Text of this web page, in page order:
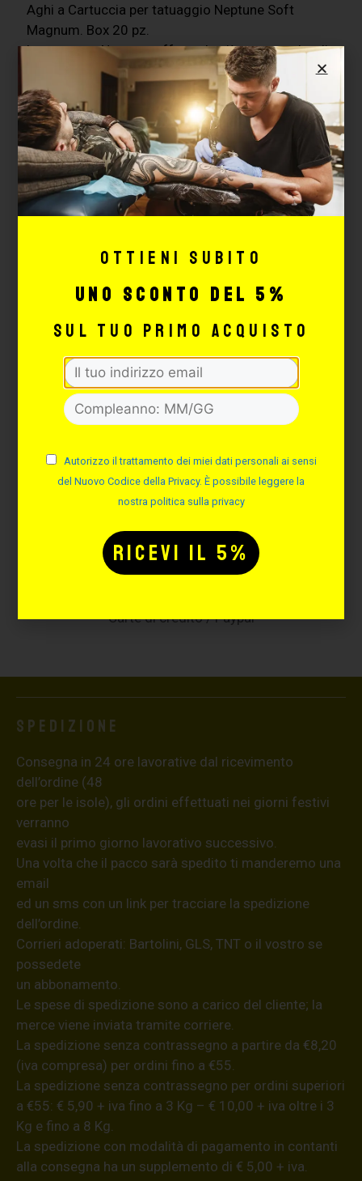
Aghi a Cartuccia per tatuaggio Neptune Soft
Magnum. Box 20 pz.
Le cartucce Neptune offrono la più vasta scelta di
tipologia e misure di aghi presenti sul mercato e
sono tutte dotate di membrana di sicurezza
all’interno per evitare il rischio di contaminazione.
Cartucce compatibili di alta qualità, sterili e pronte
all’uso.
Spedizione gratuita per ordini superiori a €129,00
Prodotti certificati
Pagamenti sicuri e garantiti
Carte di credito / Paypal
Spedizione
Consegna in 24 ore lavorative dal ricevimento
dell’ordine (48
ore per le isole), gli ordini effettuati nei giorni festivi
verranno
evasi il primo giorno lavorativo successivo.
Una volta che il pacco sarà spedito ti manderemo una
email
ed un sms con un link per tracciare la spedizione
dell’ordine.
Corrieri adoperati: Bartolini, GLS, TNT o il vostro se
possedete
un abbonamento.
Le spese di spedizione sono a carico del cliente; la
merce viene inviata tramite corriere.
La spedizione senza contrassegno a partire da €8,20
(iva compresa) per ordini fino a €55.
La spedizione senza contrassegno per ordini superiori
a €55: € 5,90 + iva fino a 3 Kg – € 10,00 + iva oltre i 3
Kg e fino a 8 Kg.
La spedizione con modalità di pagamento in contanti
alla consegna ha un supplemento di € 5,00 + iva.
Ottieni subito
uno sconto del 5%
sul tuo primo acquisto
Autorizzo il trattamento dei miei dati personali ai sensi
del Nuovo Codice della Privacy. È possibile leggere la
nostra politica sulla privacy